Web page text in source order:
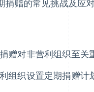
捐赠的常见挑战及应对
赠对非营利组织至关
组织设置定期捐赠计